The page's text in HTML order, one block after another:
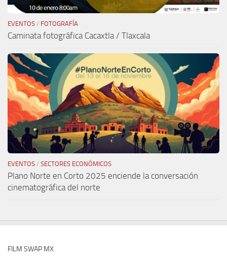
EVENTOS / FOTOGRAFÍA
Caminata fotográfica Cacaxtla / Tlaxcala
EVENTOS / SECTORES ECONÓMICOS
Plano Norte en Corto 2025 enciende la conversación
cinematográfica del norte
FILM SWAP MX